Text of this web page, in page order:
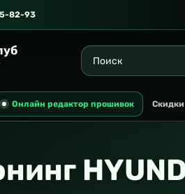
82-93
Онлайн редактор прошивок Скидки